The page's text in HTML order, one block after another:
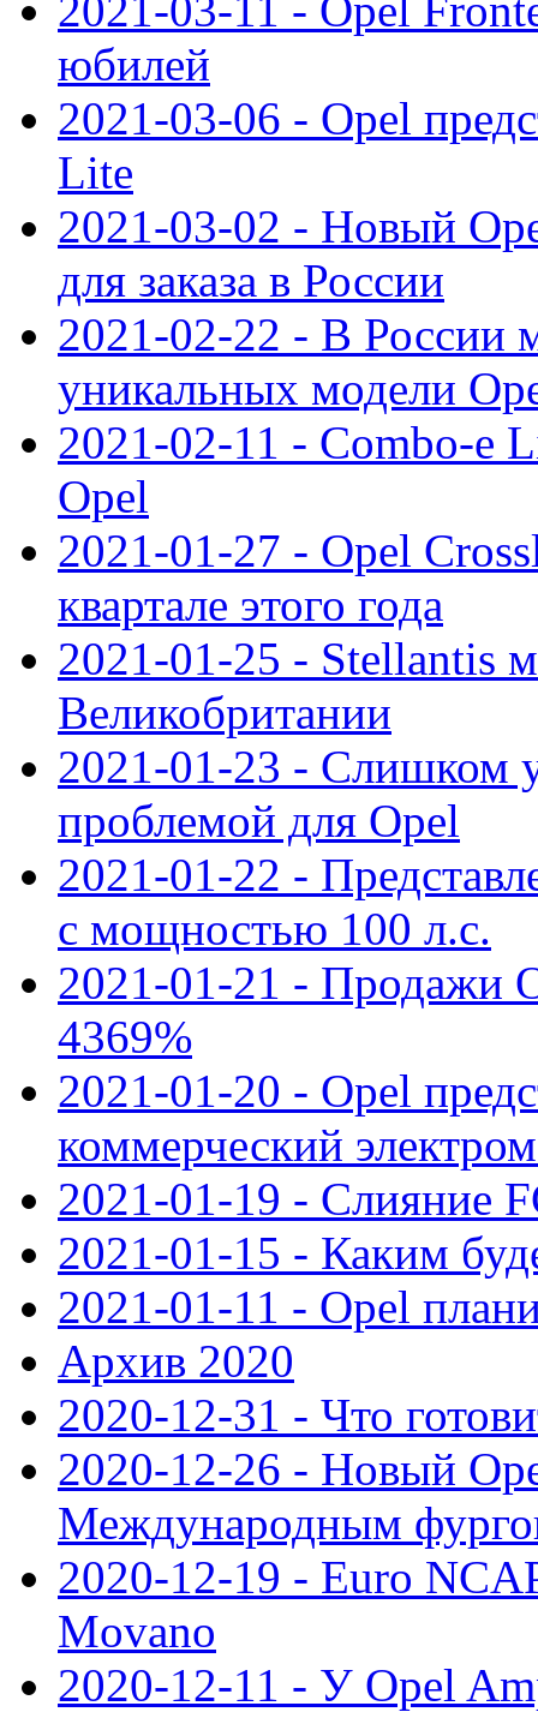
юбилей
2021-03-06 - Opel
Lite
2021-03-02 - Новый
для заказа в России
2021-02-22 - В России
уникальных модели
2021-02-11 - Combo-e
Opel
2021-01-27 - Opel
квартале этого года
2021-01-25 - Stellantis
Великобритании
2021-01-23 - Слишком
проблемой для Opel
2021-01-22 -
с мощностью 100 л.с.
2021-01-21 - Продажи
4369%
2021-01-20 - Opel
коммерческий
2021-01-19 - Слияние
2021-01-15 - Каким
2021-01-11 - Opel
Архив 2020
2020-12-31 - Что
2020-12-26 - Новый
Международным
2020-12-19 - Euro
Movano
2020-12-11 - У Opel